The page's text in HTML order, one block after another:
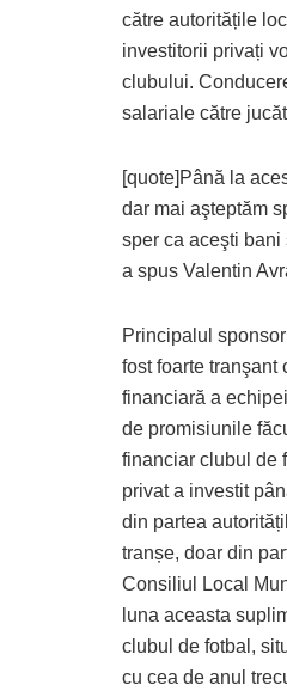
către autoritățile
investitorii privați
clubului.
salariale către
[quote]Până la
dar mai aşteptăm
sper ca aceşti
a spus Valentin
Principalul
fost foarte tranşant
financiară a
de promisiunile
financiar clubul de
privat a investit
din partea
tranșe, doar din
Consiliul Local
luna aceasta
clubul de fotbal,
cu cea de anul